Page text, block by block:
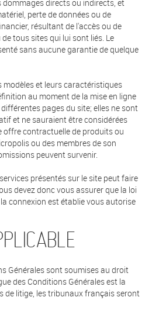
directs ou indirects, et
perte de données ou de
résultant de l'accès ou de
tous sites qui lui sont liés. Le
sans aucune garantie de quelque
modèles et leurs caractéristiques
au moment de la mise en ligne
pages du site; elles ne sont
et ne sauraient être considérées
contractuelle de produits ou
ou des membres de son
peuvent survenir.
présentés sur le site peut faire
devez donc vous assurer que la loi
connexion est établie vous autorise
Générales sont soumises au droit
des Conditions Générales est la
de litige, les tribunaux français seront